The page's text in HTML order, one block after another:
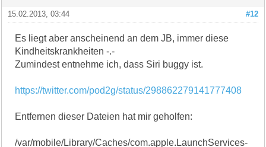
#12
15.02.2013, 03:44
Es liegt aber anscheinend an dem JB, immer diese
Kindheitskrankheiten -.-
Zumindest entnehme ich, dass Siri buggy ist.
https://twitter.com/pod2g/status/298862279141777408
Entfernen dieser Dateien hat mir geholfen:
/var/mobile/Library/Caches/com.apple.LaunchServices-